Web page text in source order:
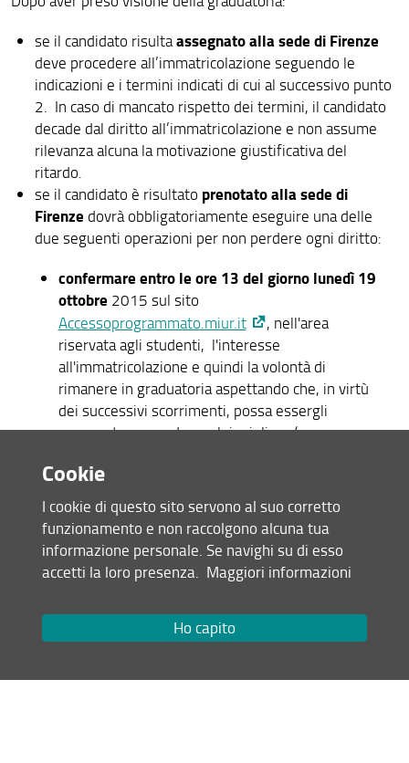
se il candidato risultaassegnato alla sede di Firenze
deve procedere all’immatricolazione seguendo le
indicazioni e i termini indicati di cui al successivo punto
2. In caso di mancato rispetto dei termini, il candidato
decade dal diritto all’immatricolazione e non assume
rilevanza alcuna la motivazione giustificativa del
ritardo.
se il candidato è risultato prenotato alla sede di
Firenze dovrà obbligatoriamente eseguire una delle
due seguenti operazioni per non perdere ogni diritto:
confermare entro le ore 13 del giorno lunedì 19
ottobre 2015 sul sito
Accessoprogrammato.miur.it
, nell'area
riservata agli studenti, l'interesse
all'immatricolazione e quindi la volontà di
rimanere in graduatoria aspettando che, in virtù
dei successivi scorrimenti, possa essergli
assegnata una sede per lui migliore (cosa
candidato decade dalle graduatorie nazionali in cui
è inserito e non conserva alcun diritto
all’immatricolazione.
immatricolarsi all’Università di Firenze
le indicazioni e i termini indicati di cui al
successivo punto 2 e perdendo ogni diritto
all’atto dell’iscrizione al concorso.
Cookie
I cookie di questo sito servono al suo corretto
funzionamento e non raccolgono alcuna tua
informazione personale. Se navighi su di esso
accetti la loro presenza. Maggiori informazioni
Ho capito